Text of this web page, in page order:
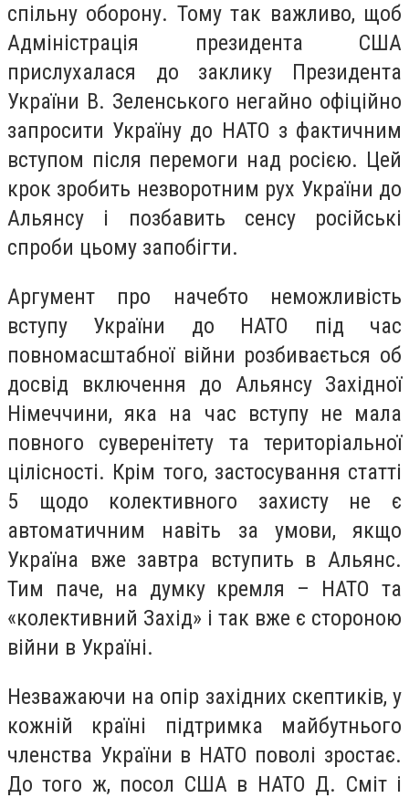
спільну оборону. Тому так важливо, щоб
Адміністрація президента США
прислухалася до заклику Президента
України В. Зеленського негайно офіційно
запросити Україну до НАТО з фактичним
вступом після перемоги над росією. Цей
крок зробить незворотним рух України до
Альянсу і позбавить сенсу російські
спроби цьому запобігти.
Аргумент про начебто неможливість
вступу України до НАТО під час
повномасштабної війни розбивається об
досвід включення до Альянсу Західної
Німеччини, яка на час вступу не мала
повного суверенітету та територіальної
цілісності. Крім того, застосування статті
5 щодо колективного захисту не є
автоматичним навіть за умови, якщо
Україна вже завтра вступить в Альянс.
Тим паче, на думку кремля – НАТО та
«колективний Захід» і так вже є стороною
війни в Україні.
Незважаючи на опір західних скептиків, у
кожній країні підтримка майбутнього
членства України в НАТО поволі зростає.
До того ж, посол США в НАТО Д. Сміт і